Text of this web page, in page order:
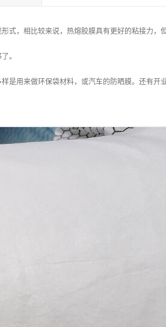
式，相比较来说，热熔胶膜具有更好的粘接力，
。
是用来做环保袋材料，或汽车的防晒膜。还有开